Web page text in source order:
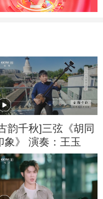
韵千秋]三弦《胡同
象》 演奏：王玉